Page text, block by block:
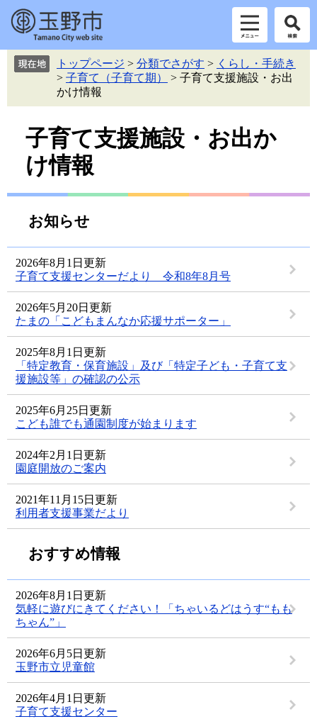
本
トップページ > 分類でさがす > くらし・手続き
> 子育て（子育て期） > 子育て支援施設・お出
かけ情報
子育て支援施設・お出か
け情報
お知らせ
2026年8月1日更新
子育て支援センターだより 令和8年8月号
2026年5月20日更新
たまの「こどもまんなか応援サポーター」
2025年8月1日更新
「特定教育・保育施設」及び「特定子ども・子育て支
援施設等」の確認の公示
2025年6月25日更新
こども誰でも通園制度が始まります
2024年2月1日更新
園庭開放のご案内
2021年11月15日更新
利用者支援事業だより
おすすめ情報
2026年8月1日更新
気軽に遊びにきてください！「ちゃいるどはうす“もも
ちゃん”」
2026年6月5日更新
玉野市立児童館
2026年4月1日更新
子育て支援センター